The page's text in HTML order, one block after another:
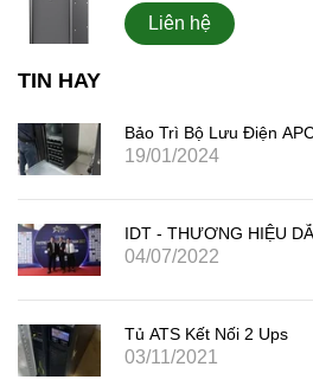
Liên hệ
TIN HAY
Bảo Trì Bộ Lưu Điện
19/01/2024
IDT - THƯƠNG HIỆU
04/07/2022
Tủ ATS Kết Nối 2 Ups
03/11/2021